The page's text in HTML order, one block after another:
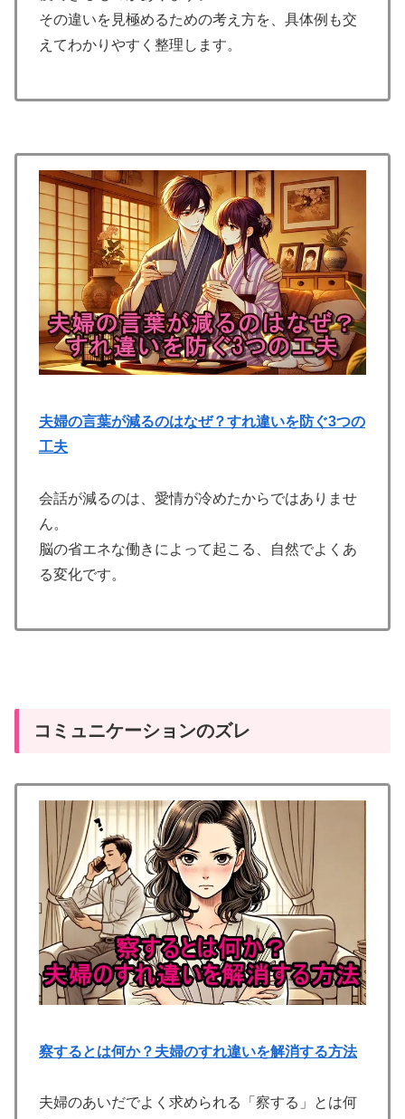
その違いを見極めるための考え方を、具体例も交
えてわかりやすく整理します。
夫婦の言葉が減るのはなぜ？すれ違いを防ぐ3つの
工夫
会話が減るのは、愛情が冷めたからではありませ
ん。
脳の省エネな働きによって起こる、自然でよくあ
る変化です。
コミュニケーションのズレ
察するとは何か？夫婦のすれ違いを解消する方法
夫婦のあいだでよく求められる「察する」とは何